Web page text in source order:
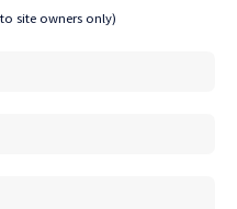
site owners only)